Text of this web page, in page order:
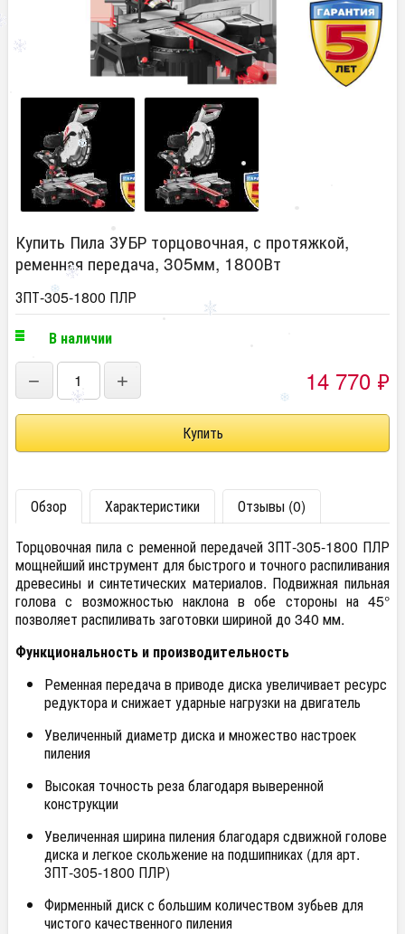
Купить Пила ЗУБР торцовочная, с протяжкой,
ременная передача, 305мм, 1800Вт
ЗПТ-305-1800 ПЛР
В наличии
− + 14 770 ₽
Обзор Характеристики
Отзывы (0)
Торцовочная пила с ременной передачей ЗПТ-305-1800 ПЛР
мощнейший инструмент для быстрого и точного распиливания
древесины и синтетических материалов. Подвижная пильная
голова с возможностью наклона в обе стороны на 45°
позволяет распиливать заготовки шириной до 340 мм.
Функциональность и производительность
Ременная передача в приводе диска увеличивает ресурс
редуктора и снижает ударные нагрузки на двигатель
Увеличенный диаметр диска и множество настроек
пиления
Высокая точность реза благодаря выверенной
конструкции
Увеличенная ширина пиления благодаря сдвижной голове
диска и легкое скольжение на подшипниках (для арт.
ЗПТ-305-1800 ПЛР)
Фирменный диск с большим количеством зубьев для
чистого качественного пиления